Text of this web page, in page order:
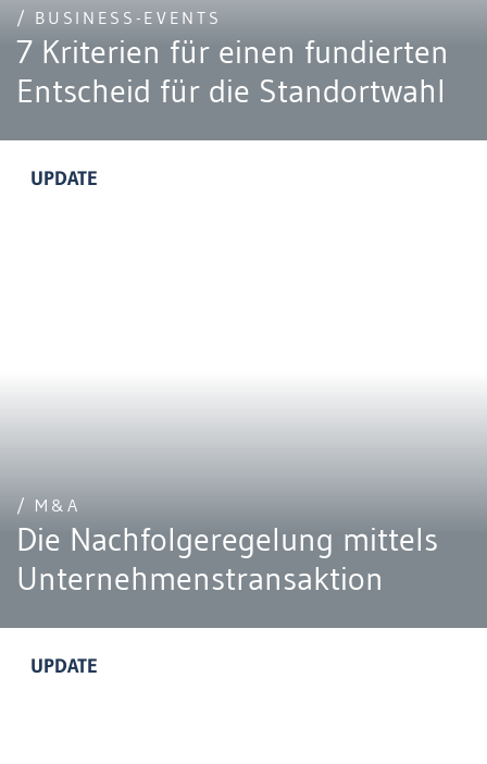
/ BUSINESS-EVENTS
7 Kriterien für einen fundierten
Entscheid für die Standortwahl
UPDATE
/ M&A
Die Nachfolgeregelung mittels
Unternehmenstransaktion
UPDATE